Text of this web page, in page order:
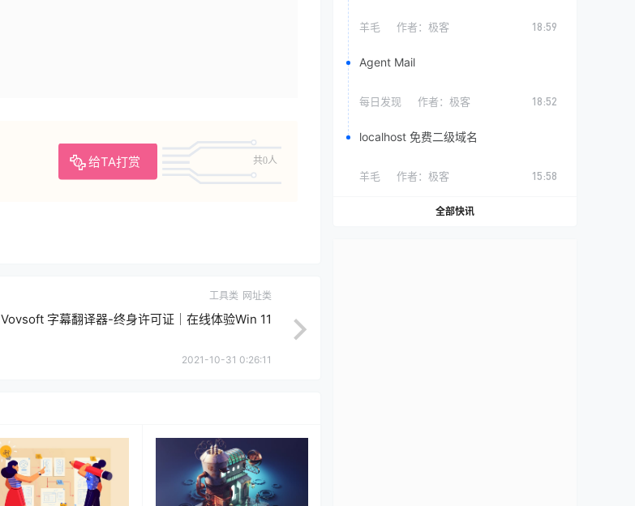
给TA打赏 共0人
工具类 网址类
Vovsoft 字幕翻译器-终身许可证｜在线体验Win 11
2021-10-31 0:26:11
羊毛 作者： 极客 18:59
Agent Mail
每日发现 作者： 极客 18:52
localhost 免费二级域名
羊毛 作者： 极客 15:58
全部快讯